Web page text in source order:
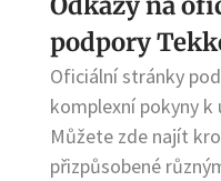
podpory
Oficiální stránky
komplexní pokyny k
Můžete zde najít
přizpůsobené